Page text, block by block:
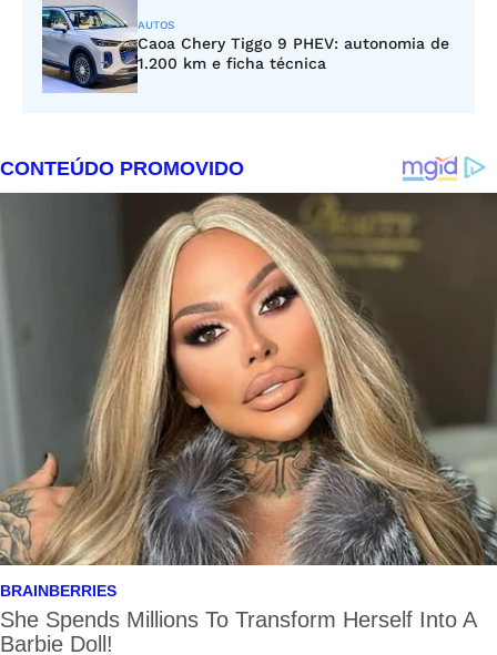
AUTOS
Caoa Chery Tiggo 9 PHEV: autonomia de
1.200 km e ficha técnica